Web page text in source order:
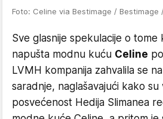
Foto: Celine via Bestimage / Bestimage
Sve glasnije spekulacije o tome
napušta modnu kuću Celine
LVMH kompanija zahvalila se
saradnje, naglašavajući kako su
posvećenost Hedija Slimanea